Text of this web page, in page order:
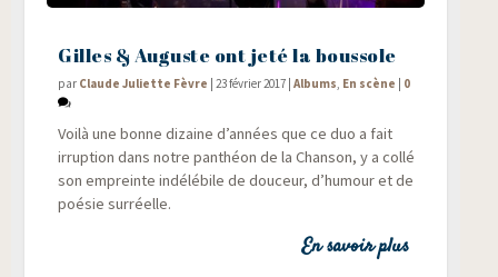
Gilles & Auguste ont jeté la boussole
par Claude Juliette Fèvre |23 février 2017 |Albums En scène | 0
Voi­là une bonne dizaine d’années que ce duo a fait
irrup­tion dans notre pan­théon de la Chan­son, y a col­lé
son empreinte indé­lé­bile de dou­ceur, d’humour et de
poé­sie surréelle.
En savoir plus